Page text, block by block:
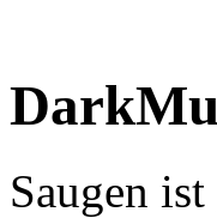
Saugen